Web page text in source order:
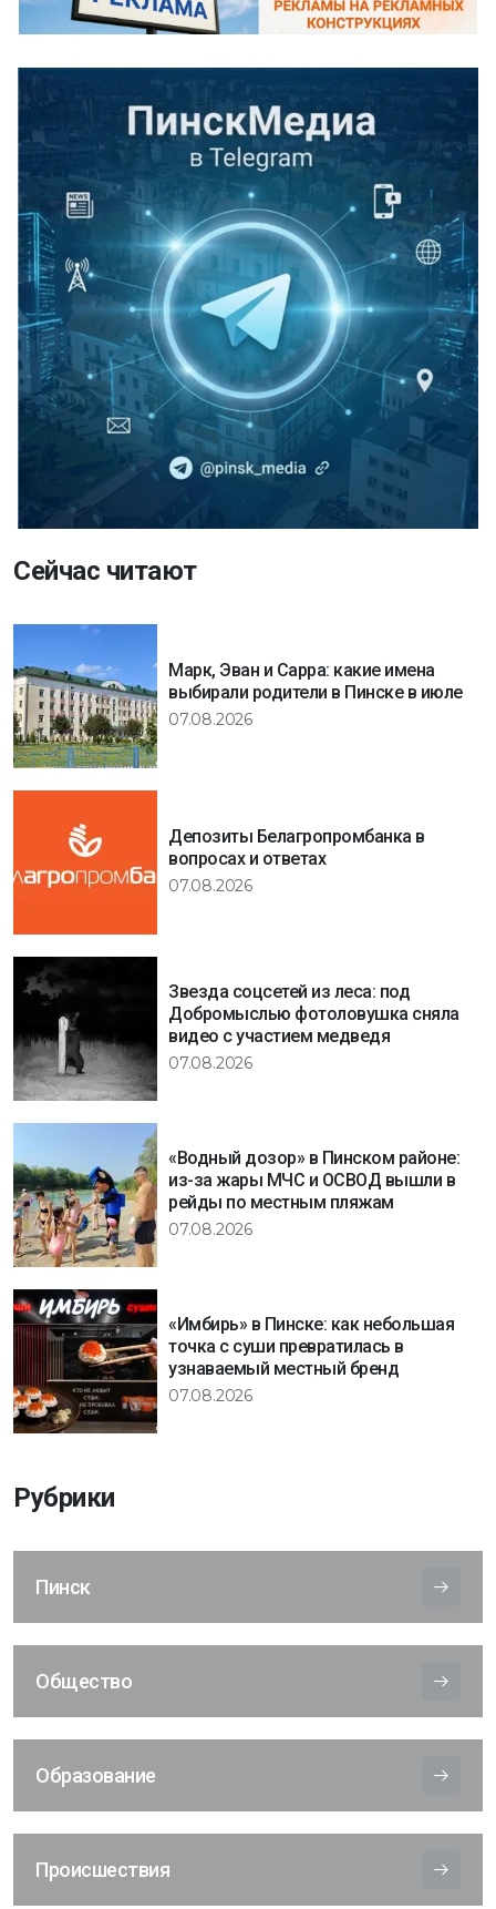
Сейчас читают
Марк, Эван и Сарра: какие имена
выбирали родители в Пинске в июле
07.08.2026
Депозиты Белагропромбанка в
вопросах и ответах
07.08.2026
Звезда соцсетей из леса: под
Добромыслью фотоловушка сняла
видео с участием медведя
07.08.2026
«Водный дозор» в Пинском районе:
из-за жары МЧС и ОСВОД вышли в
рейды по местным пляжам
07.08.2026
«Имбирь» в Пинске: как небольшая
точка с суши превратилась в
узнаваемый местный бренд
07.08.2026
Рубрики
Пинск
Общество
Образование
Происшествия